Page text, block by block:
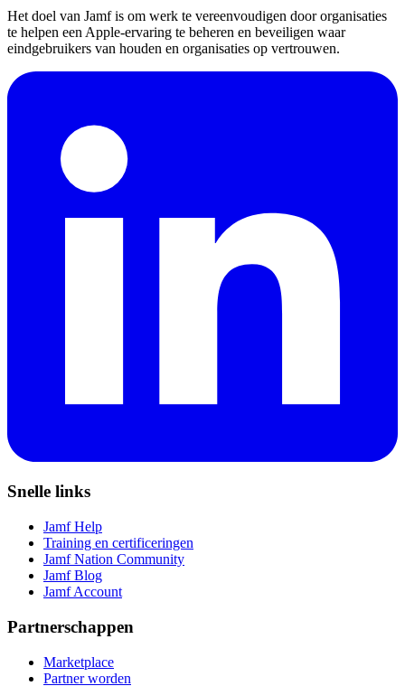
Het doel van Jamf is om werk te vereenvoudigen door organisaties
te helpen een Apple-ervaring te beheren en beveiligen waar
eindgebruikers van houden en organisaties op vertrouwen.
Snelle links
Jamf Help
Training en certificeringen
Jamf Nation Community
Jamf Blog
Jamf Account
Partnerschappen
Marketplace
Partner worden